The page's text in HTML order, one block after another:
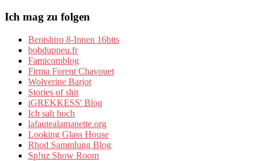
Ich mag zu folgen
Benishiro 8-Innen 16bits
bobdupneu.fr
Famicomblog
Firma Forent Chavouet
Wolverine Barjot
Stories of shit
iGREKKESS' Blog
Ich sah hoch
lafautealamanette.org
Looking Glass House
Rhod Sammlung Blog
Sp!nz Show Room